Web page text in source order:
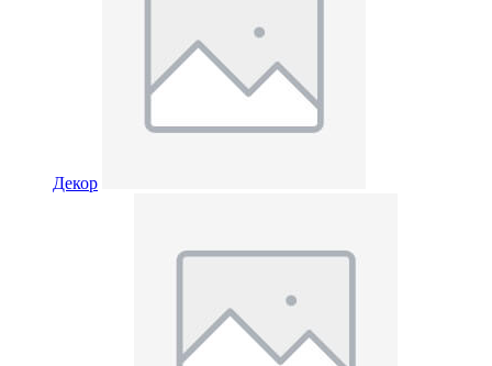
Декор